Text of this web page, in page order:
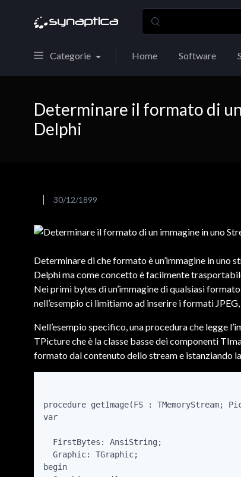
Categorie Home Software
Determinare il formato di
Delphi
30/12/1899
Determinare di che formato è un’immagine in uno
Delphi ma come concetto è facilmente
Nei primi bytes di un’immagine di qualsiasi
nell’esempio ci limitiamo ad inserire i formati
Nell’esempio specifico, una procedura che legge
TPicture che è la classe basse dei componenti
formato dal contenuto dello stream e istanziando
procedure getImage(FS : TMemoryStream;
var
  FirstBytes: AnsiString;
  Graphic: TGraphic;
begin